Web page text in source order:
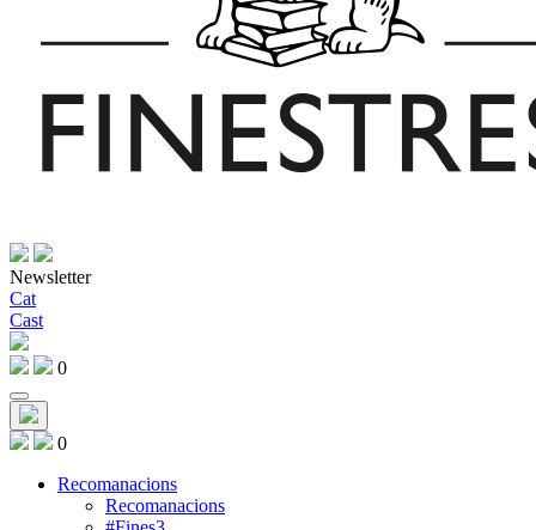
Newsletter
Cat
Cast
0
0
Recomanacions
Recomanacions